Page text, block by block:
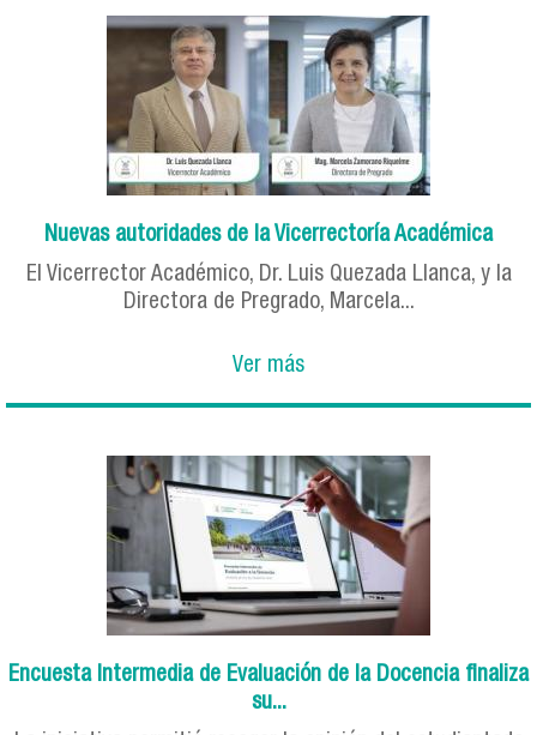
Nuevas autoridades de la Vicerrectoría Académica
El Vicerrector Académico, Dr. Luis Quezada Llanca, y la
Directora de Pregrado, Marcela...
Ver más
Encuesta Intermedia de Evaluación de la Docencia finaliza
su...